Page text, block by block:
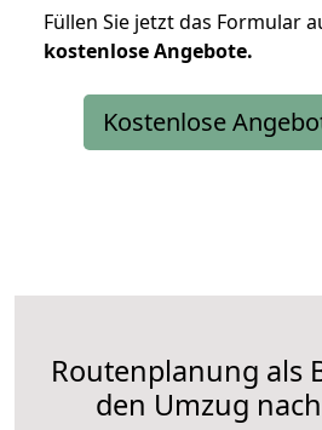
Füllen Sie jetzt das Formular
kostenloseAngebote.
Kostenlose
Routenplanung als
den Umzug